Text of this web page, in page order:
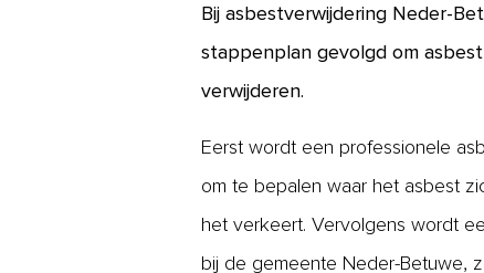
Bij asbestverwijdering Neder-
stappenplan gevolgd om
verwijderen.
Eerst wordt een professionele
om te bepalen waar het asbest
het verkeert. Vervolgens wordt
bij de gemeente Neder-Betuwe,